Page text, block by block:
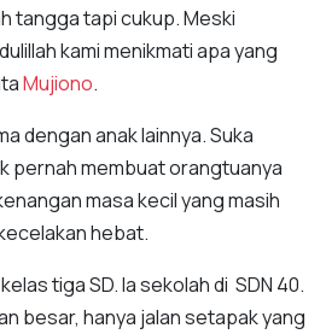
tangga tapi cukup. Meski
kami menikmati apa yang
Mujiono.
dengan anak lainnya. Suka
pernah membuat orangtuanya
masa kecil yang masih
hebat.
tiga SD. Ia sekolah di SDN 40.
besar, hanya jalan setapak yang